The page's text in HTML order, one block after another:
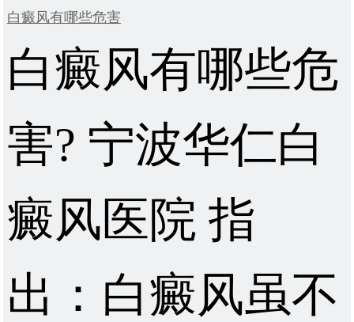
白癜风有哪些危害
白癜风有哪些危
害? 宁波华仁白
癜风医院 指
出：白癜风虽不